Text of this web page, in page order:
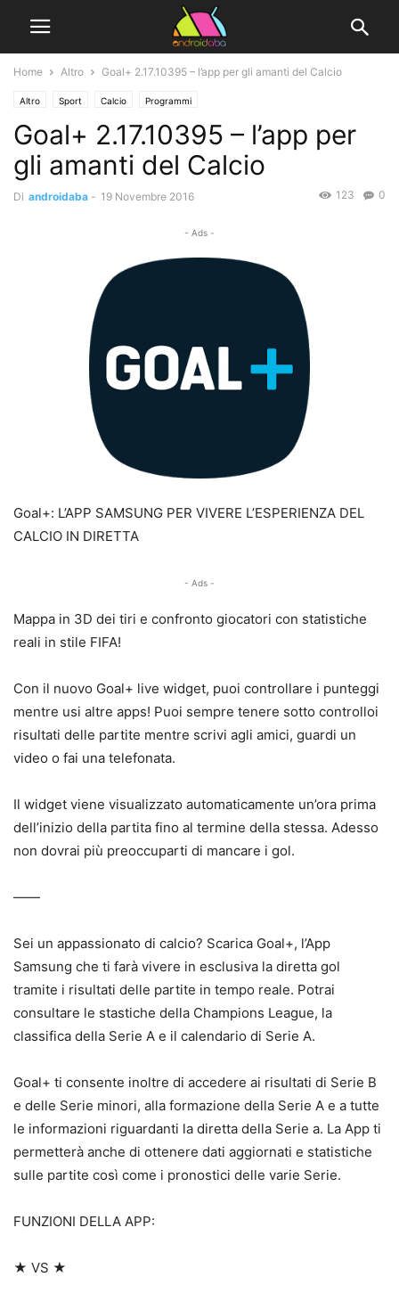
Home Altro Goal+ 2.17.10395 – l’app per gli amanti del Calcio
Altro Sport Calcio Programmi
Goal+ 2.17.10395 – l’app per
gli amanti del Calcio
Di androidaba - 19 Novembre 2016 0
123
- Ads -
Goal+: L’APP SAMSUNG PER VIVERE L’ESPERIENZA DEL
CALCIO IN DIRETTA
- Ads -
Mappa in 3D dei tiri e confronto giocatori con statistiche
reali in stile FIFA!
Con il nuovo Goal+ live widget, puoi controllare i punteggi
mentre usi altre apps! Puoi sempre tenere sotto controlloi
risultati delle partite mentre scrivi agli amici, guardi un
video o fai una telefonata.
Il widget viene visualizzato automaticamente un’ora prima
dell’inizio della partita fino al termine della stessa. Adesso
non dovrai più preoccuparti di mancare i gol.
——
Sei un appassionato di calcio? Scarica Goal+, l’App
Samsung che ti farà vivere in esclusiva la diretta gol
tramite i risultati delle partite in tempo reale. Potrai
consultare le stastiche della Champions League, la
classifica della Serie A e il calendario di Serie A.
Goal+ ti consente inoltre di accedere ai risultati di Serie B
e delle Serie minori, alla formazione della Serie A e a tutte
le informazioni riguardanti la diretta della Serie a. La App ti
permetterà anche di ottenere dati aggiornati e statistiche
sulle partite così come i pronostici delle varie Serie.
FUNZIONI DELLA APP:
★ VS ★